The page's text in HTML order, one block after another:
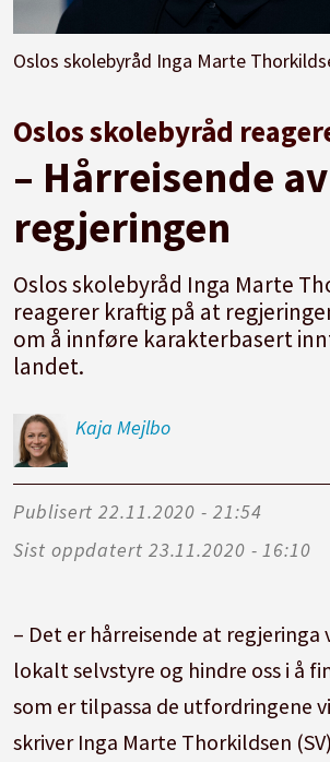
Oslos skolebyråd Inga Marte Thorkildsen reagerer sterkt på regjeringen tar omkamp om inntaksordningene i
Oslos skolebyråd
– Hårreisende av
regjeringen
Oslos skolebyråd Inga Marte
reagerer kraftig på at
om å innføre karakterbasert
landet.
Kaja Mejlbo
Publisert
22.11.2020 - 21:54
Sist oppdatert
23.11.2020 - 16:10
– Det er hårreisende at regjeringa
lokalt selvstyre og hindre oss i å
som er tilpassa de utfordringene
skriver Inga Marte Thorkildsen